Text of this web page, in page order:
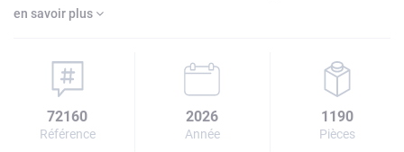
en savoir plus
72160
Référence
2026
Année
1190
Pièces